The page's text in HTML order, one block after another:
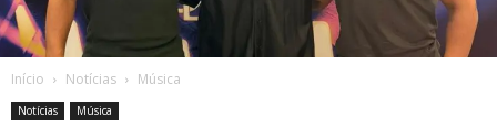
Início Notícias Música
Notícias Música